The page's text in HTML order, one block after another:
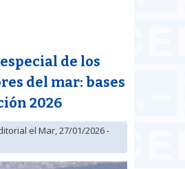
de los
del mar: bases
2026
el Mar, 27/01/2026 -